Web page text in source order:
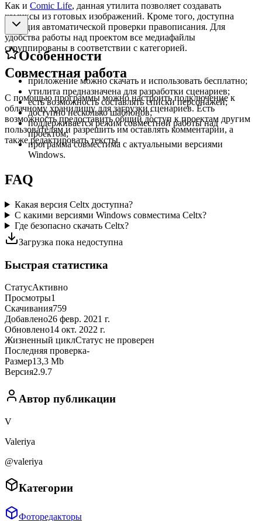
Как и Comic Life, данная утилита позволяет создавать
комиксы из готовых изображений. Кроме того, доступна
функция автоматической проверки правописания. Для
удобства работы над проектом все медиафайлы
сгруппированы в соответствии с категорией.
Совместная работа
С помощью программы можно настроить подключение к
облачному хранилищу для загрузки сценариев. Есть
возможность предоставить общий доступ к проектам другим
пользователям и разрешить им оставлять комментарии, а
также редактировать тексты.
Особенности
приложение можно скачать и использовать бесплатно;
утилита предназначена для разработки сценариев;
есть возможность составлять списки персонажей;
доступно несколько шаблонов;
поддерживается режим совместной работы над
проектом;
программа совместима с актуальными версиями
Windows.
FAQ
Какая версия Celtx доступна?
С какими версиями Windows совместима Celtx?
Где безопасно скачать Celtx?
Загрузка пока недоступна
Быстрая статистика
СтатусАктивно
Просмотры1
Скачивания759
Добавлено26 февр. 2021 г.
Обновлено14 окт. 2022 г.
Жизненный циклСтатус не проверен
Последняя проверка-
Размер13,3 Mb
Версия2.9.7
Автор публикации
V
Valeriya
@valeriya
Категории
Фоторедакторы